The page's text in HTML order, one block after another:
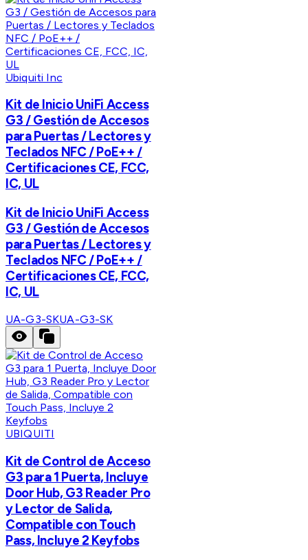
Ubiquiti Inc
Kit de Inicio UniFi Access
G3 / Gestión de Accesos
para Puertas / Lectores y
Teclados NFC / PoE++ /
Certificaciones CE, FCC,
IC, UL
Kit de Inicio UniFi Access
G3 / Gestión de Accesos
para Puertas / Lectores y
Teclados NFC / PoE++ /
Certificaciones CE, FCC,
IC, UL
UA-G3-SKUA-G3-SK
UBIQUITI
Kit de Control de Acceso
G3 para 1 Puerta, Incluye
Door Hub, G3 Reader Pro
y Lector de Salida,
Compatible con Touch
Pass, Incluye 2 Keyfobs